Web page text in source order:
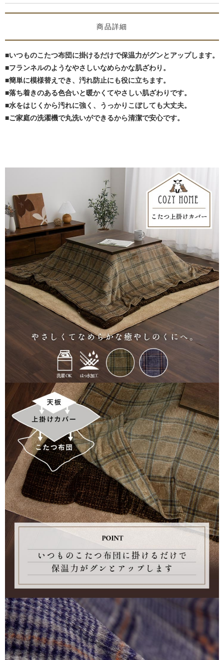
商品詳細
■いつものこたつ布団に掛けるだけで保温力がグンとアップします。
■フランネルのようなやさしいなめらかな肌ざわり。
■簡単に模様替えでき、汚れ防止にも役に立ちます。
■落ち着きのある色合いと暖かくてやさしい肌ざわりです。
■水をはじくから汚れに強く、うっかりこぼしても大丈夫。
■ご家庭の洗濯機で丸洗いができるから清潔で安心です。